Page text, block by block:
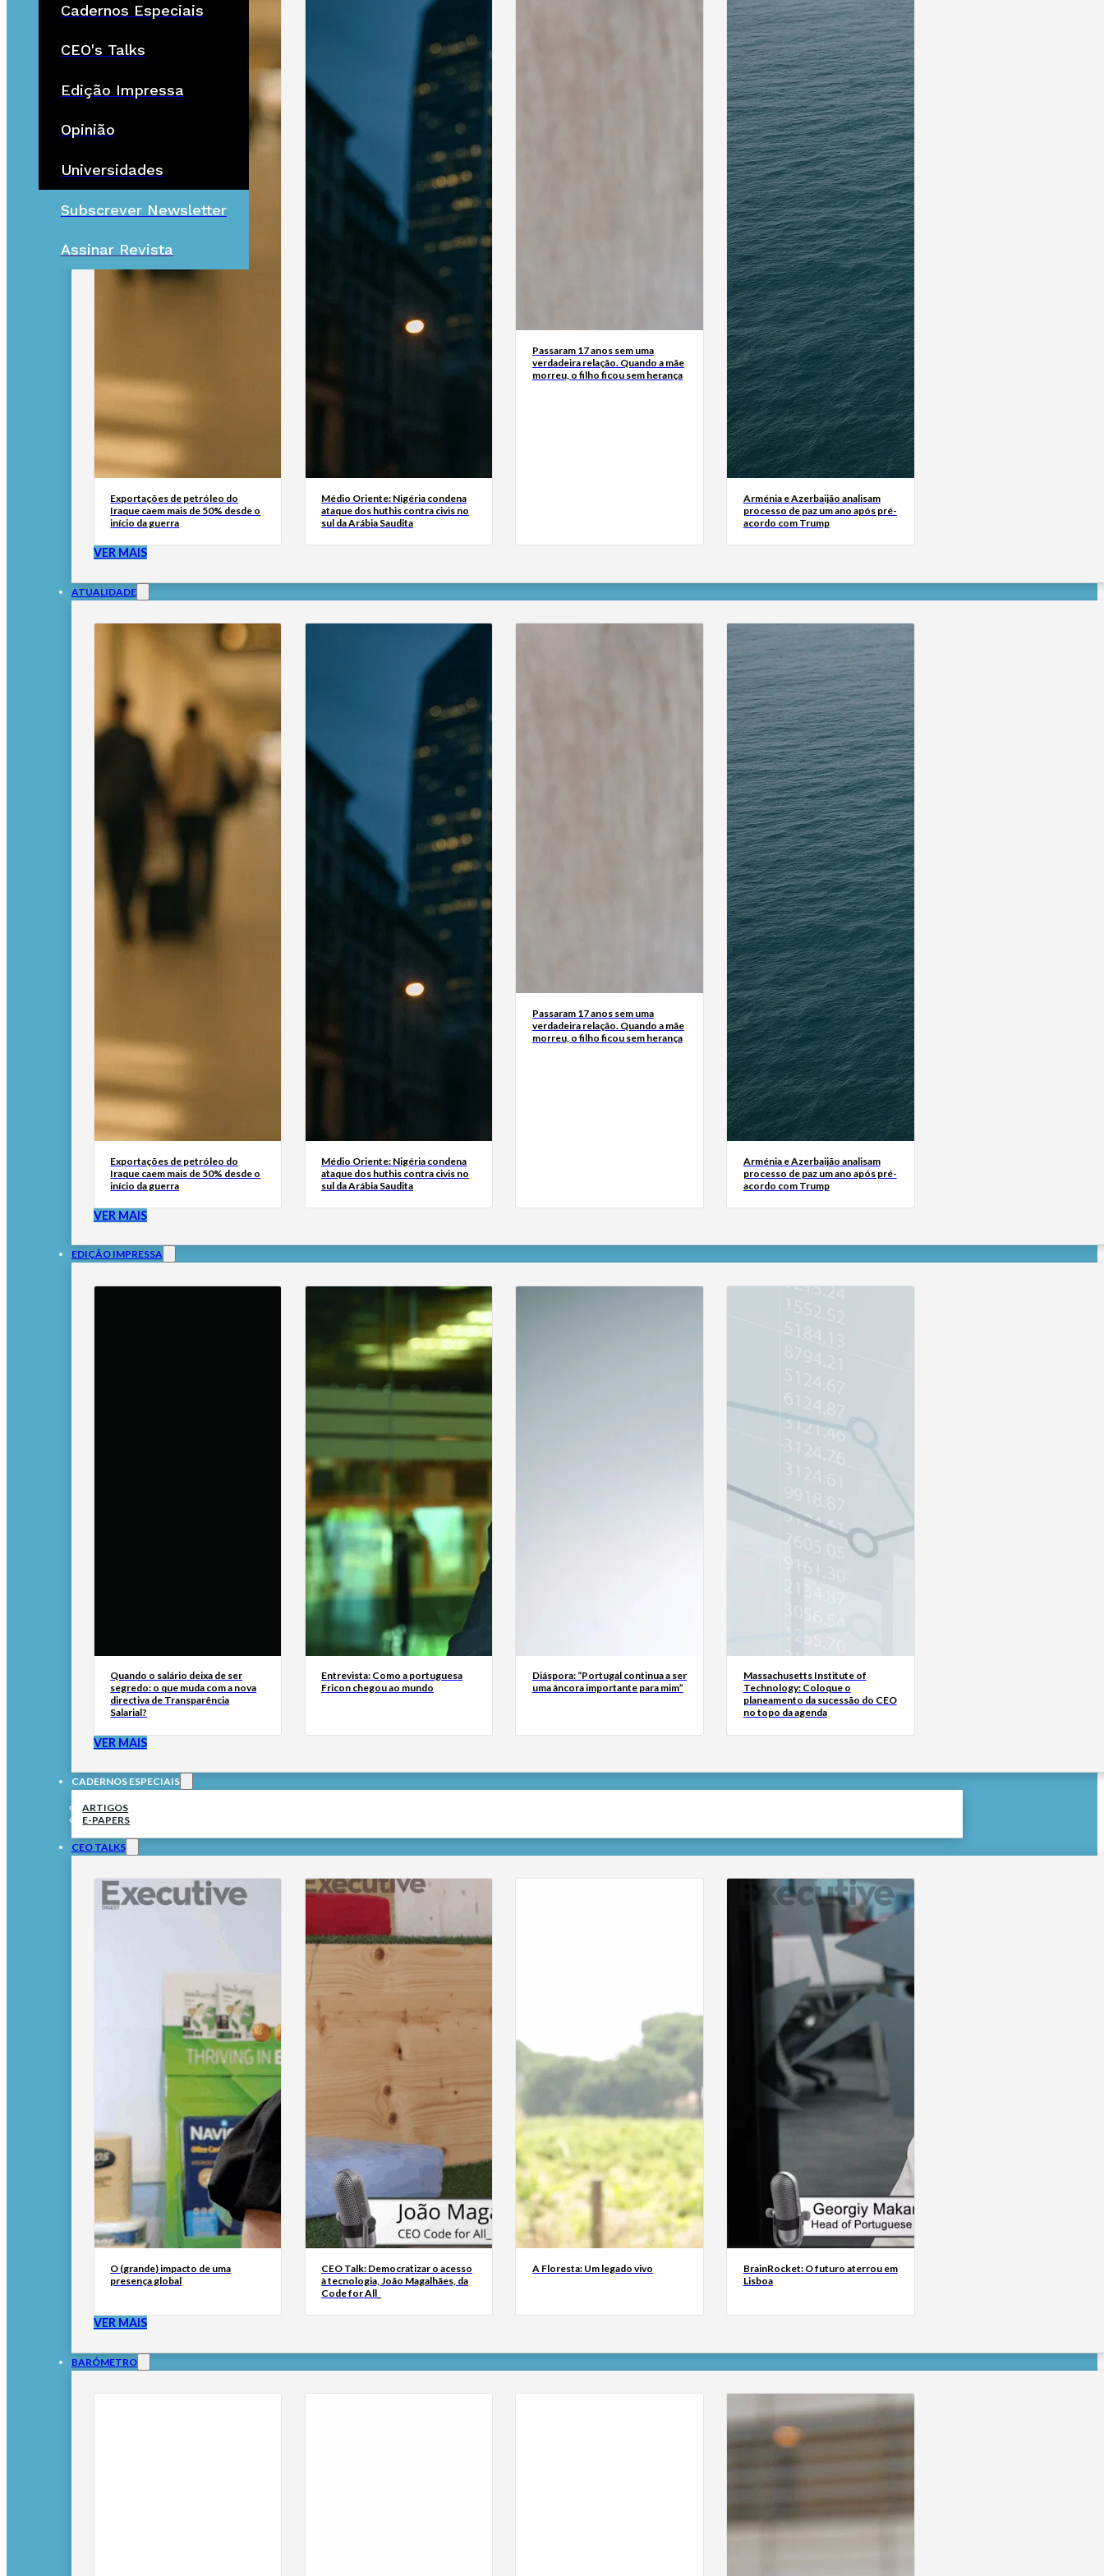
Cadernos Especiais
CEO's Talks
Edição Impressa
Opinião
Universidades
Subscrever Newsletter
Assinar Revista
Exportações de petróleo do
Iraque caem mais de 50% desde o
início da guerra
Médio Oriente: Nigéria condena
ataque dos huthis contra civis no
sul da Arábia Saudita
Passaram 17 anos sem uma
verdadeira relação. Quando a mãe
morreu, o filho ficou sem herança
Arménia e Azerbaijão analisam
processo de paz um ano após pré-
acordo com Trump
VER MAIS
ATUALIDADE
Exportações de petróleo do
Iraque caem mais de 50% desde o
início da guerra
Médio Oriente: Nigéria condena
ataque dos huthis contra civis no
sul da Arábia Saudita
Passaram 17 anos sem uma
verdadeira relação. Quando a mãe
morreu, o filho ficou sem herança
Arménia e Azerbaijão analisam
processo de paz um ano após pré-
acordo com Trump
VER MAIS
EDIÇÃO IMPRESSA
Quando o salário deixa de ser
segredo: o que muda com a nova
directiva de Transparência
Salarial?
Entrevista: Como a portuguesa
Fricon chegou ao mundo
Diáspora: “Portugal continua a ser
uma âncora importante para mim”
Massachusetts Institute of
Technology: Coloque o
planeamento da sucessão do CEO
no topo da agenda
VER MAIS
CADERNOS ESPECIAIS
ARTIGOS
E-PAPERS
CEO TALKS
O (grande) impacto de uma
presença global
CEO Talk: Democratizar o acesso
à tecnologia, João Magalhães, da
Code for All_
A Floresta: Um legado vivo
BrainRocket: O futuro aterrou em
Lisboa
VER MAIS
BARÓMETRO